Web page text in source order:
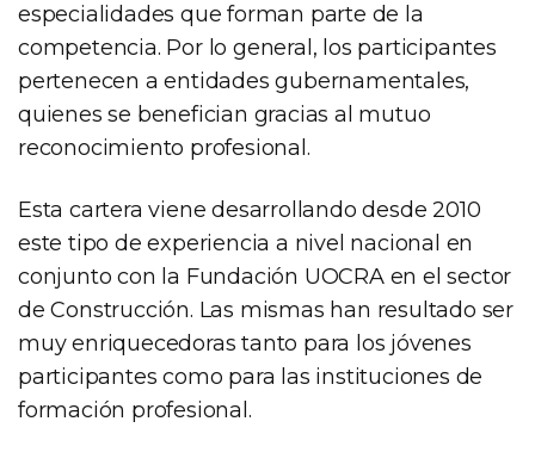
especialidades que forman parte de la
competencia. Por lo general, los participantes
pertenecen a entidades gubernamentales,
quienes se benefician gracias al mutuo
reconocimiento profesional.
Esta cartera viene desarrollando desde 2010
este tipo de experiencia a nivel nacional en
conjunto con la Fundación UOCRA en el sector
de Construcción. Las mismas han resultado ser
muy enriquecedoras tanto para los jóvenes
participantes como para las instituciones de
formación profesional.